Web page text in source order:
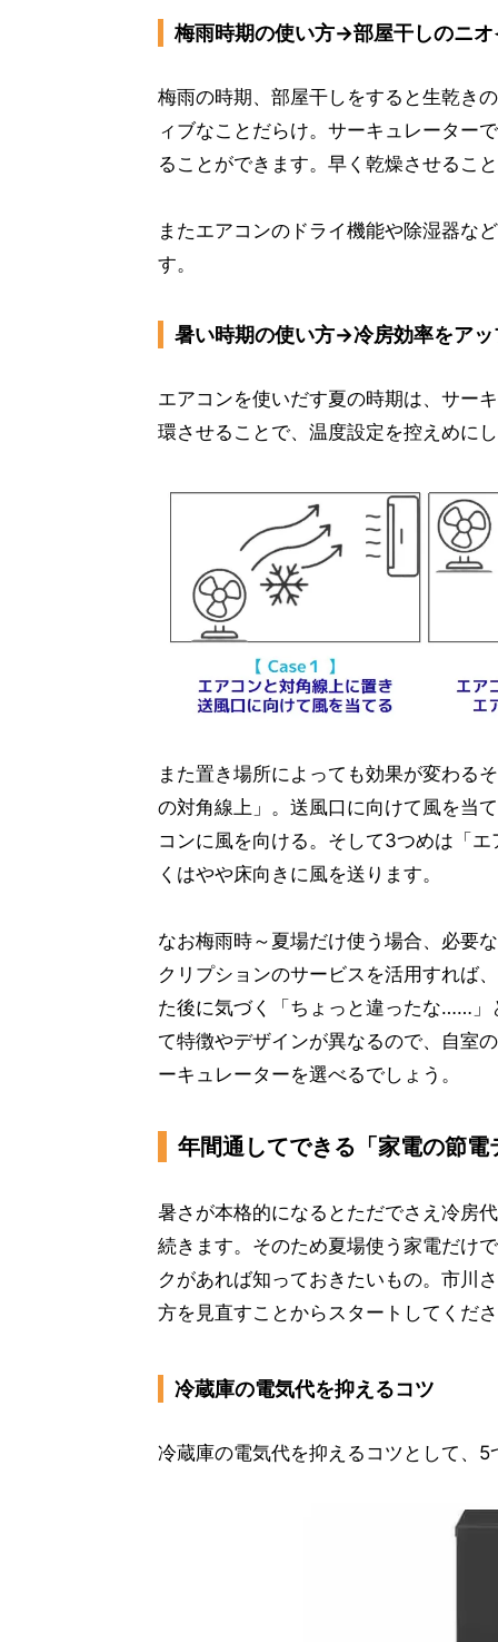
梅雨時期の使い方→部屋干しのニ
梅雨の時期、部屋干しをすると生乾き
ィブなことだらけ。サーキュレーター
ることができます。早く乾燥させるこ
またエアコンのドライ機能や除湿器な
す。
暑い時期の使い方→冷房効率をアッ
エアコンを使いだす夏の時期は、サー
環させることで、温度設定を控えめに
また置き場所によっても効果が変わる
の対角線上」。送風口に向けて風を当
コンに風を向ける。そして3つめは「
くはやや床向きに風を送ります。
なお梅雨時～夏場だけ使う場合、必要
クリプションのサービスを活用すれば
た後に気づく「ちょっと違ったな……」
て特徴やデザインが異なるので、自室
ーキュレーターを選べるでしょう。
年間通してできる「家電の節
暑さが本格的になるとただでさえ冷房
続きます。そのため夏場使う家電だけ
クがあれば知っておきたいもの。市川
方を見直すことからスタートしてくだ
冷蔵庫の電気代を抑えるコツ
冷蔵庫の電気代を抑えるコツとして、